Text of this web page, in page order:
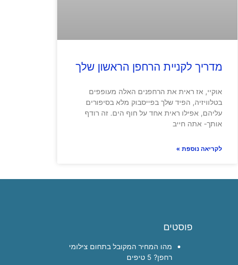
מדריך לקניית הרחפן הראשון שלך
אוקיי, אז ראית את הרחפנים האלה מעופפים
בטלוויזיה, הפיד שלך בפייסבוק מלא בסיפורים
עליהם, אפילו ראית אחד על חוף הים. זה רודף
אותך- אתה חייב
לקריאה נוספת »
פוסטים
מהו המחיר המקובל בתחום צילומי
רחפן? 5 טיפים